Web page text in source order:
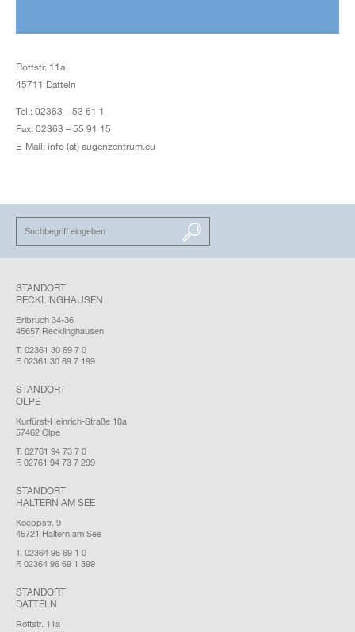
Rottstr. 11a
45711 Datteln
Tel.: 02363 – 53 61 1
Fax: 02363 – 55 91 15
E-Mail: info (at) augenzentrum.eu
SUCHEN
STANDORT
RECKLINGHAUSEN
Erlbruch 34-36
45657 Recklinghausen
T. 02361 30 69 7 0
F. 02361 30 69 7 199
STANDORT
OLPE
Kurfürst-Heinrich-Straße 10a
57462 Olpe
T. 02761 94 73 7 0
F. 02761 94 73 7 299
STANDORT
HALTERN AM SEE
Koeppstr. 9
45721 Haltern am See
T. 02364 96 69 1 0
F. 02364 96 69 1 399
STANDORT
DATTELN
Rottstr. 11a